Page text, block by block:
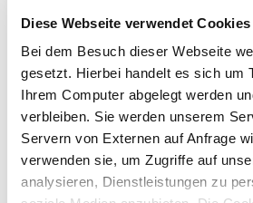
Diese Webseite verwendet Cookies
Bei dem Besuch dieser Webseite
gesetzt. Hierbei handelt es sich um
Ihrem Computer abgelegt werden
verbleiben. Sie werden unserem
Servern von Externen auf Anfrage
verwenden sie, um Zugriffe auf
analysieren, Dienstleistungen zu
aus Kategorie Behörde und
ASD - Sachgebiet HzE Süd-West
aus Kategorie Behörde und
aus Kategorie Behörde und
Asylbewerberleistungen
aus Kategorie Dienstleistungen
Aufbruchanzeige
aus Kategorie Dienstleistungen